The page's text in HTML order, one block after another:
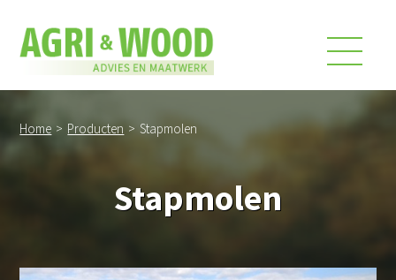
Home > Producten > Stapmolen
Stapmolen